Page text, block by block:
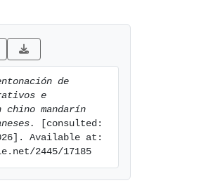
de
e
mandarín
[consulted:
Available at:
2445/17185